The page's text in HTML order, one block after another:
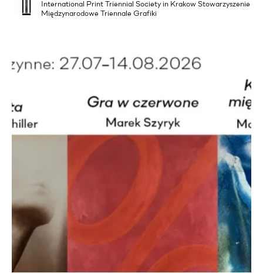
International Print Triennial Society in Krakow Stowarzyszenie
Międzynarodowe Triennale Grafiki